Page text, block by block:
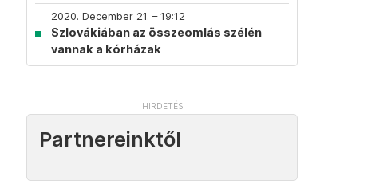
2020. December 21. – 19:12
Szlovákiában az összeomlás szélén
vannak a kórházak
Partnereinktől